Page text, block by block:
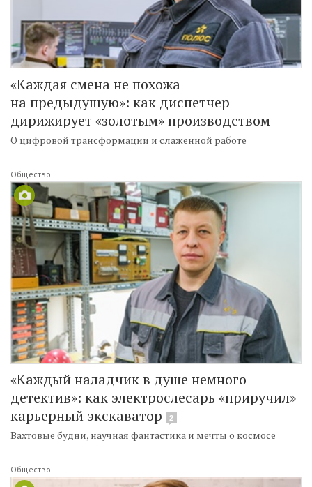
«Каждая смена не похожа
на предыдущую»: как диспетчер
дирижирует «золотым» производством
О цифровой трансформации и слаженной работе
Общество
«Каждый наладчик в душе немного
детектив»: как электрослесарь «приручил»
карьерный экскаватор
2
Вахтовые будни, научная фантастика и мечты о космосе
Общество